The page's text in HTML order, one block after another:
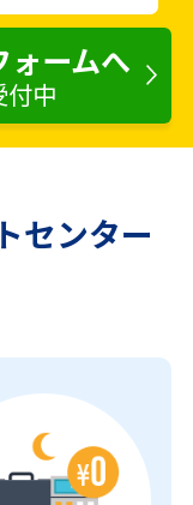
ォームへ
付中
センター